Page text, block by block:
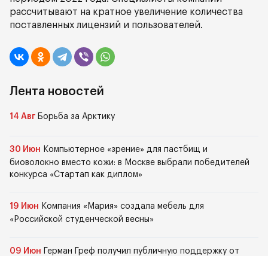
рассчитывают на кратное увеличение количества
поставленных лицензий и пользователей.
Лента новостей
14 Авг Борьба за Арктику
30 Июн Компьютерное «зрение» для пастбищ и
биоволокно вместо кожи: в Москве выбрали победителей
конкурса «Стартап как диплом»
19 Июн Компания «Мария» создала мебель для
«Российской студенческой весны»
09 Июн
Герман Греф получил публичную поддержку от